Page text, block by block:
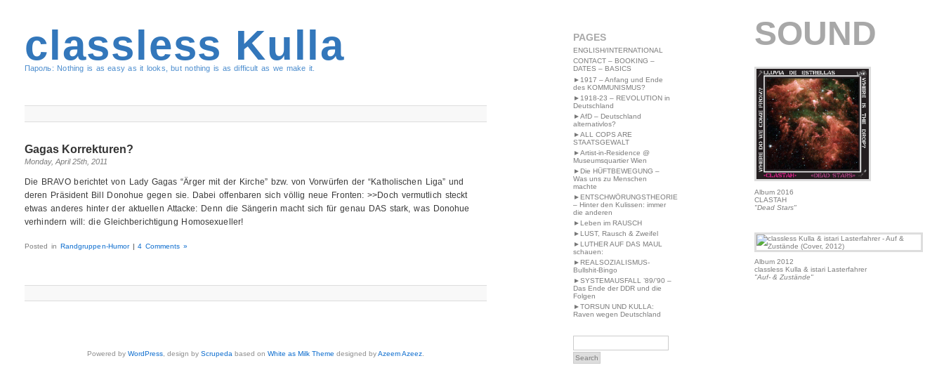
classless Kulla
Пароль: Nothing is as easy as it looks, but nothing is as difficult as we make it.
Gagas Korrekturen?
Monday, April 25th, 2011
Die BRAVO berichtet von Lady Gagas “Ärger mit der Kirche” bzw. von Vorwürfen der “Katholischen Liga” und
deren Präsident Bill Donohue gegen sie. Dabei offenbaren sich völlig neue Fronten: >>Doch vermutlich steckt
etwas anderes hinter der aktuellen Attacke: Denn die Sängerin macht sich für genau DAS stark, was Donohue
verhindern will: die Gleichberichtigung Homosexueller!
Posted in Randgruppen-Humor | 4 Comments »
Powered byWordPress , design byScrupeda based onWhite as Milk Theme designed byAzeem Azeez
PAGES
ENGLISH/INTERNATIONAL
CONTACT – BOOKING –
DATES – BASICS
►1917 – Anfang und Ende
des KOMMUNISMUS?
►1918-23 – REVOLUTION in
Deutschland
►AfD – Deutschland
alternativlos?
►ALL COPS ARE
STAATSGEWALT
►Artist-in-Residence @
Museumsquartier Wien
►Die HÜFTBEWEGUNG –
Was uns zu Menschen
machte
►ENTSCHWÖRUNGSTHEORIE
– Hinter den Kulissen: immer
die anderen
►Leben im RAUSCH
►LUST, Rausch & Zweifel
►LUTHER AUF DAS MAUL
schauen:
►REALSOZIALISMUS-
Bullshit-Bingo
►SYSTEMAUSFALL ’89/’90 –
Das Ende der DDR und die
Folgen
►TORSUN UND KULLA:
Raven wegen Deutschland
SOUND
Album 2016
CLASTAH
"Dead Stars"
Album 2012
classless Kulla & istari Lasterfahrer
"Auf- & Zustände"